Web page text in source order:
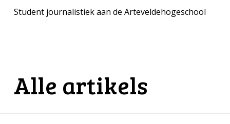
Student journalistiek aan de Arteveldehogeschool
Alle artikels